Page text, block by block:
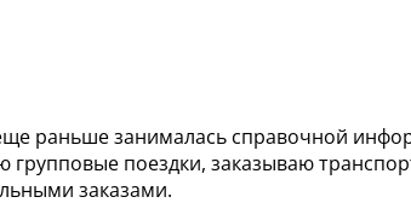
раньше занималась справочной
поездки, заказываю
заказами.